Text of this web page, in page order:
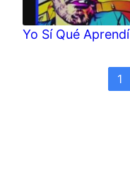
Yo Sí Qué Aprendí
1